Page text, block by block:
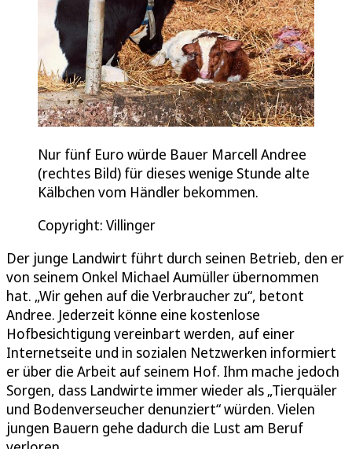
Nur fünf Euro würde Bauer Marcell Andree
(rechtes Bild) für dieses wenige Stunde alte
Kälbchen vom Händler bekommen.
Copyright: Villinger
Der junge Landwirt führt durch seinen Betrieb, den er
von seinem Onkel Michael Aumüller übernommen
hat. „Wir gehen auf die Verbraucher zu“, betont
Andree. Jederzeit könne eine kostenlose
Hofbesichtigung vereinbart werden, auf einer
Internetseite und in sozialen Netzwerken informiert
er über die Arbeit auf seinem Hof. Ihm mache jedoch
Sorgen, dass Landwirte immer wieder als „Tierquäler
und Bodenverseucher denunziert“ würden. Vielen
jungen Bauern gehe dadurch die Lust am Beruf